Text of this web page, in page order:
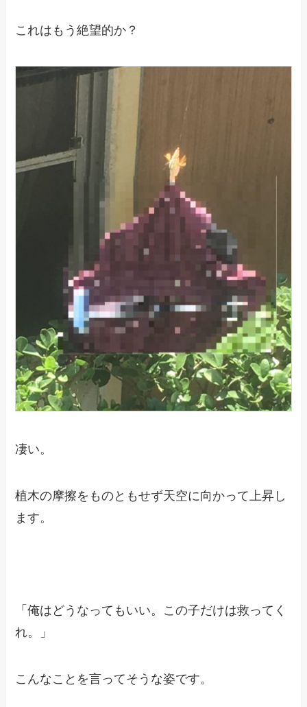
これはもう絶望的か？
凄い。
植木の摩擦をものともせず天空に向かって上昇し
ます。
「俺はどうなってもいい。この子だけは救ってく
れ。」
こんなことを言ってそうな姿です。